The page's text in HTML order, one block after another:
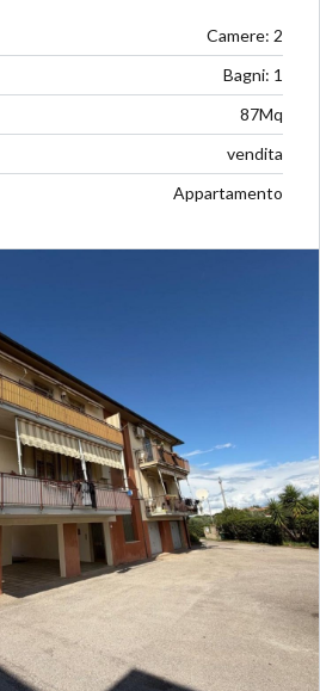
Camere: 2
Bagni: 1
87Mq
vendita
Appartamento